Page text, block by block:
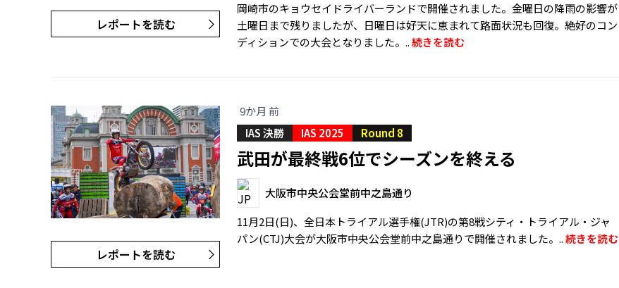
レポートを読む
岡崎市のキョウセイドライバーランドで開催されました。金曜日の降雨の影響が
土曜日まで残りましたが、日曜日は好天に恵まれて路面状況も回復。絶好のコン
ディションでの大会となりました。..続きを読む
レポートを読む
9か月 前
IAS 決勝
IAS 2025 Round 8
武田が最終戦6位でシーズンを終える
大阪市中央公会堂前中之島通り
11月2日(日)、全日本トライアル選手権(JTR)の第8戦シティ・トライアル・ジャ
パン(CTJ)大会が大阪市中央公会堂前中之島通りで開催されました。..続きを読む